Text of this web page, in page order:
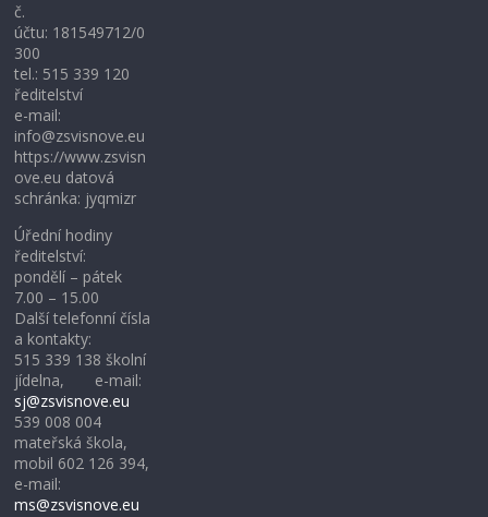
č.
účtu: 181549712/0
300
tel.: 515 339 120
ředitelství
e-mail:
info@zsvisnove.eu
https://www.zsvisn
ove.eu datová
schránka: jyqmizr
Úřední hodiny
ředitelství:
pondělí – pátek
7.00 – 15.00
Další telefonní čísla
a kontakty:
515 339 138 školní
jídelna, e-mail:
sj@zsvisnove.eu
539 008 004
mateřská škola,
mobil 602 126 394,
e-mail:
ms@zsvisnove.eu